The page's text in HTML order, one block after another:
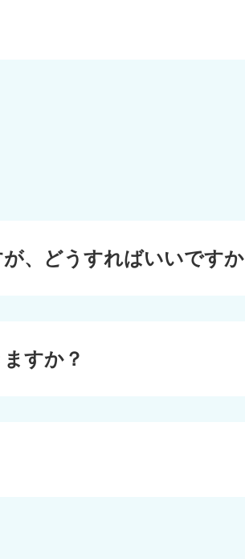
、どうすればいいです
すか？